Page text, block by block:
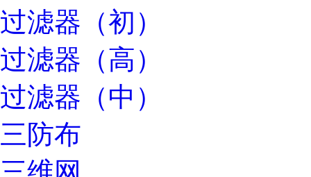
过滤器（初）
过滤器（高）
过滤器（中）
三防布